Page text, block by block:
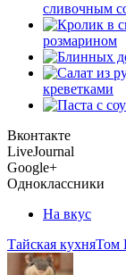
сливочным
розмарином
креветками
Вконтакте
LiveJournal
Google+
Одноклассники
На вкус
Тайская кухняТом